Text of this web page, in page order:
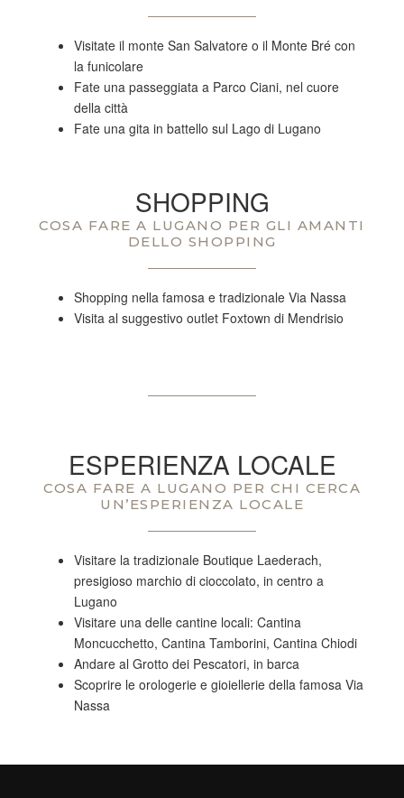
Visitate il monte San Salvatore o il Monte Bré con
la funicolare
Fate una passeggiata a Parco Ciani, nel cuore
della città
Fate una gita in battello sul Lago di Lugano
SHOPPING
COSA FARE A LUGANO PER GLI AMANTI
DELLO SHOPPING
Shopping nella famosa e tradizionale Via Nassa
Visita al suggestivo outlet Foxtown di Mendrisio
ESPERIENZA LOCALE
COSA FARE A LUGANO PER CHI CERCA
UN’ESPERIENZA LOCALE
Visitare la tradizionale Boutique Laederach,
presigioso marchio di cioccolato, in centro a
Lugano
Visitare una delle cantine locali: Cantina
Moncucchetto, Cantina Tamborini, Cantina Chiodi
Andare al Grotto dei Pescatori, in barca
Scoprire le orologerie e gioiellerie della famosa Via
Nassa